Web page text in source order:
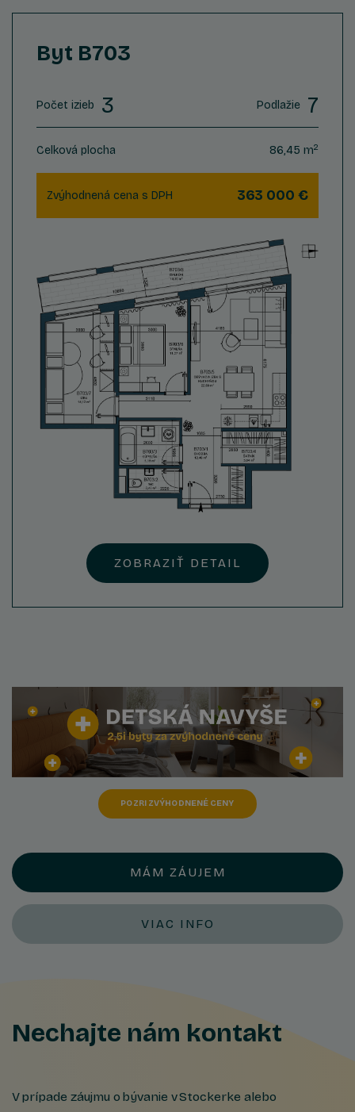
Byt B703
Počet izieb 3 Podlažie 7
Celková plocha 86,45 m2
Zvýhodnená cena s DPH 363 000 €
ZOBRAZIŤ DETAIL
POZRI ZVÝHODNENÉ CENY
MÁM ZÁUJEM
VIAC INFO
Nechajte nám kontakt
V prípade záujmu o bývanie v Stockerke alebo